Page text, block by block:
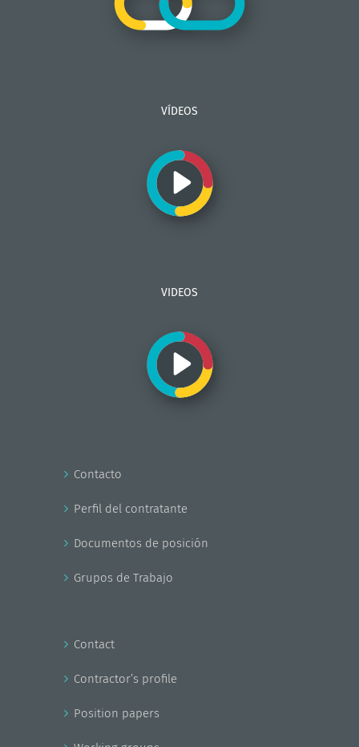
VÍDEOS
VIDEOS
Contacto
Perfil del contratante
Documentos de posición
Grupos de Trabajo
Contact
Contractor’s profile
Position papers